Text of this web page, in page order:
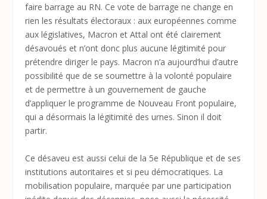
faire barrage au RN. Ce vote de barrage ne change en
rien les résultats électoraux : aux européennes comme
aux législatives, Macron et Attal ont été clairement
désavoués et n’ont donc plus aucune légitimité pour
prétendre diriger le pays. Macron n’a aujourd’hui d’autre
possibilité que de se soumettre à la volonté populaire
et de permettre à un gouvernement de gauche
d’appliquer le programme de Nouveau Front populaire,
qui a désormais la légitimité des urnes. Sinon il doit
partir.
Ce désaveu est aussi celui de la 5e République et de ses
institutions autoritaires et si peu démocratiques. La
mobilisation populaire, marquée par une participation